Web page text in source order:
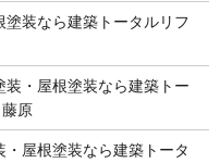
装なら建築トータルリフ
・屋根塗装なら建築トー
原
屋根塗装なら建築トータ